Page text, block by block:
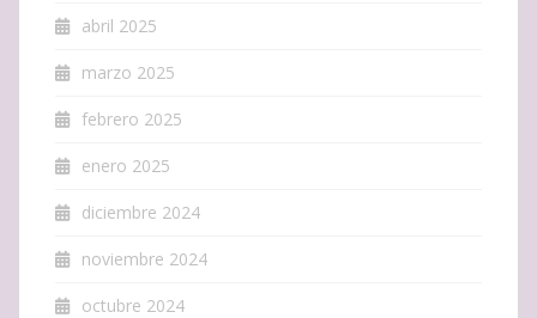
abril 2025
marzo 2025
febrero 2025
enero 2025
diciembre 2024
noviembre 2024
octubre 2024